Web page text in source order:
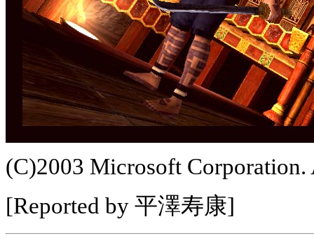
(C)2003 Microsoft Corporation.
[Reported by 平澤寿康]